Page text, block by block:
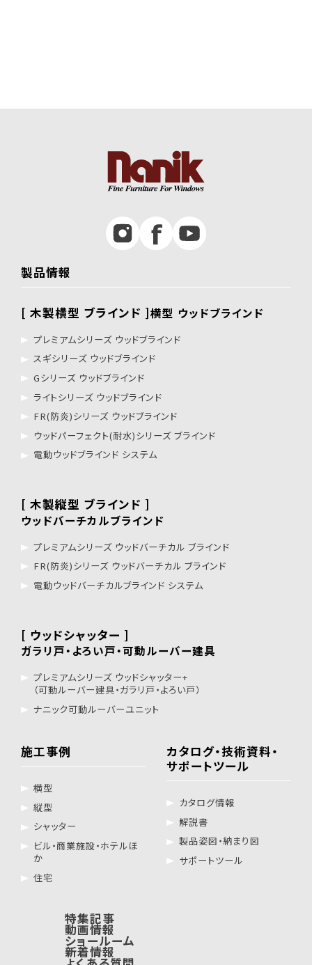
製品情報
[ 木製横型 ブラインド ]横型 ウッドブラインド
プレミアムシリーズ ウッドブラインド
スギシリーズ ウッドブラインド
Gシリーズ ウッドブラインド
ライトシリーズ ウッドブラインド
FR(防炎)シリーズ ウッドブラインド
ウッドパーフェクト(耐水)シリーズ ブラインド
電動ウッドブラインド システム
[ 木製縦型 ブラインド ]
ウッドバーチカルブラインド
プレミアムシリーズ ウッドバーチカル ブラインド
FR(防炎)シリーズ ウッドバーチカル ブラインド
電動ウッドバーチカルブラインド システム
[ ウッドシャッター ]
ガラリ戸・よろい戸・可動ルーバー建具
プレミアムシリーズ ウッドシャッター+
（可動ルーバー建具・ガラリ戸・よろい戸）
ナニック可動ルーバーユニット
施工事例
横型
縦型
シャッター
ビル・商業施設・ホテルほ
か
住宅
カタログ・技術資料・
サポートツール
カタログ情報
解説書
製品姿図・納まり図
サポートツール
特集記事
動画情報
ショールーム
新着情報